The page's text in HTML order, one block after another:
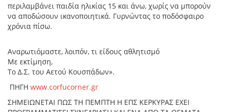
περιλαμβάνει παιδία ηλικίας 15 και άνω, χωρίς να μπορούν
να αποδώσουν ικανοποιητικά. Γυρνώντας το ποδόσφαιρο
χρόνια πίσω.
Αναρωτιόμαστε, λοιπόν, τι είδους αθλητισμό
Με εκτίμηση,
Το Δ.Σ. του Αετού Κουσπάδων».
ΠΗΓΗ www.corfucorner.gr
ΣΗΜΕΙΩΝΕΤΑΙ ΠΩΣ ΤΗ ΠΕΜΠΤΗ Η ΕΠΣ ΚΕΡΚΥΡΑΣ ΕΧΕΙ